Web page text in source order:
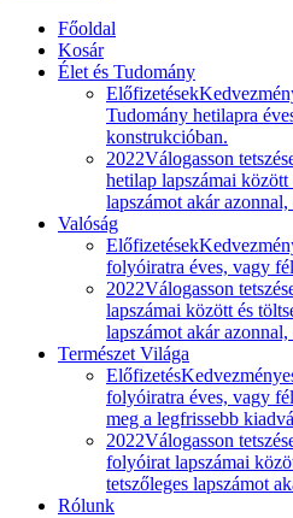
Főoldal
Kosár
Élet és Tudomány
Előfizetések
Tudomány hetilapra
konstrukcióban.
2022Válogasson
hetilap lapszámai között
lapszámot akár
Valóság
Előfizetések
folyóiratra éves, vagy
2022Válogasson
lapszámai között és
lapszámot akár
Természet Világa
Előfizetés
folyóiratra éves, vagy
meg a legfrissebb
2022Válogasson
folyóirat lapszámai
tetszőleges lapszámot
Rólunk